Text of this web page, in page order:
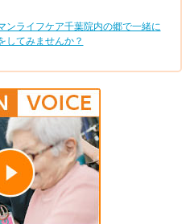
ンライフケア千葉院内の郷で一緒に
してみませんか？